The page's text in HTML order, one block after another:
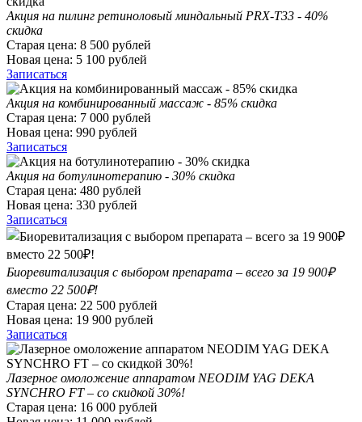
Акция на пилинг ретиноловый миндальный PRX-T33 - 40%
скидка
Старая цена: 8 500 рублей
Новая цена: 5 100 рублей
Записаться
Акция на комбинированный массаж - 85% скидка
Старая цена: 7 000 рублей
Новая цена: 990 рублей
Записаться
Акция на ботулинотерапию - 30% скидка
Старая цена: 480 рублей
Новая цена: 330 рублей
Записаться
Биоревитализация с выбором препарата – всего за 19 900₽
вместо 22 500₽!
Старая цена: 22 500 рублей
Новая цена: 19 900 рублей
Записаться
Лазерное омоложение аппаратом NEODIM YAG DEKA
SYNCHRO FT – со скидкой 30%!
Старая цена: 16 000 рублей